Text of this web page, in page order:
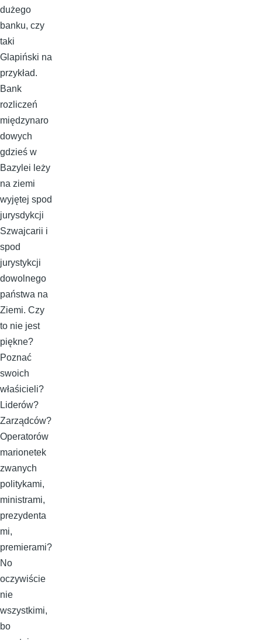
dużego
banku, czy
taki
Glapiński na
przykład.
Bank
rozliczeń
międzynaro
dowych
gdzieś w
Bazylei leży
na ziemi
wyjętej spod
jurysdykcji
Szwajcarii i
spod
jurystykcji
dowolnego
państwa na
Ziemi. Czy
to nie jest
piękne?
Poznać
swoich
właśicieli?
Liderów?
Zarządców?
Operatorów
marionetek
zwanych
politykami,
ministrami,
prezydenta
mi,
premierami?
No
oczywiście
nie
wszystkimi,
bo